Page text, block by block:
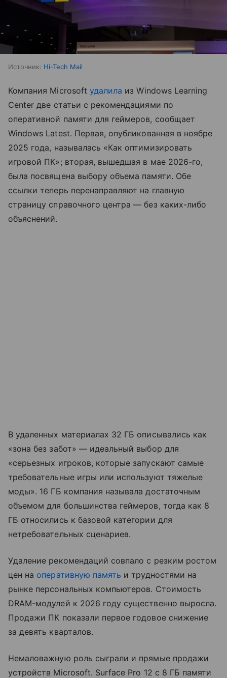
Источник: Hi-Tech Mail
Компания Microsoft удалила из Windows Learning
Center две статьи с рекомендациями по
оперативной памяти для геймеров, сообщает
Windows Latest. Первая, опубликованная в ноябре
2025 года, называлась «Как оптимизировать
игровой ПК»; вторая, вышедшая в мае 2026-го,
была посвящена выбору объема памяти. Обе
ссылки теперь перенаправляют на главную
страницу справочного центра — без каких-либо
объяснений.
В удаленных материалах 32 ГБ описывались как
«зона без забот» — идеальный выбор для
«серьезных игроков, которые запускают самые
требовательные игры или используют тяжелые
моды». 16 ГБ компания называла достаточным
объемом для большинства геймеров, тогда как 8
ГБ относились к базовой категории для
нетребовательных сценариев.
Удаление рекомендаций совпало с резким ростом
цен на оперативную память и трудностями на
рынке персональных компьютеров. Стоимость
DRAM-модулей к 2026 году существенно выросла.
Продажи ПК показали первое годовое снижение
за девять кварталов.
Немаловажную роль сыграли и прямые продажи
устройств Microsoft. Surface Pro 12 с 8 ГБ памяти